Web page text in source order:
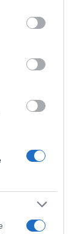
may click to
tags to
below Google
ήταν η
της